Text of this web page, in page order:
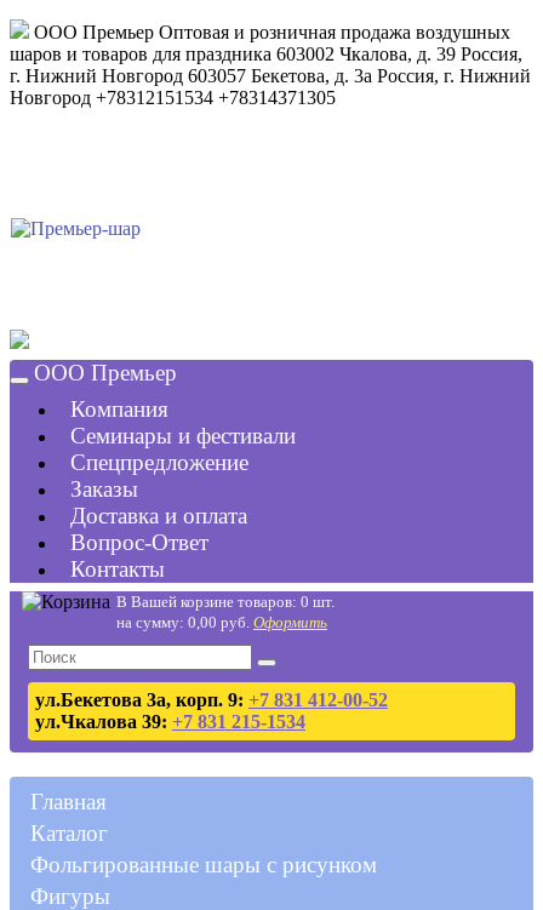
ООО Премьер Оптовая и розничная продажа воздушных
шаров и товаров для праздника 603002 Чкалова, д. 39 Россия,
г. Нижний Новгород 603057 Бекетова, д. 3а Россия, г. Нижний
Новгород +78312151534 +78314371305
ООО Премьер
Компания
Семинары и фестивали
Спецпредложение
Заказы
Доставка и оплата
Вопрос-Ответ
Контакты
В Вашей корзине товаров: 0 шт.
на сумму: 0,00 руб. Оформить
ул.Бекетова 3а, корп. 9: +7 831 412-00-52
ул.Чкалова 39: +7 831 215-1534
Главная
Каталог
Фольгированные шары с рисунком
Фигуры